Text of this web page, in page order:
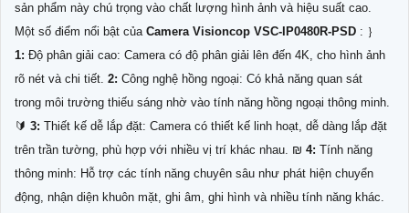
sản phẩm này chú trọng vào chất lượng hình ảnh và hiệu suất cao.
Một số điểm nổi bật của Camera Visioncop VSC-IP0480R-PSD : ｝
1: Độ phân giải cao: Camera có độ phân giải lên đến 4K, cho hình ảnh
rõ nét và chi tiết. 2: Công nghệ hồng ngoại: Có khả năng quan sát
trong môi trường thiếu sáng nhờ vào tính năng hồng ngoại thông minh.
🔰 3: Thiết kế dễ lắp đặt: Camera có thiết kế linh hoạt, dễ dàng lắp đặt
trên trần tường, phù hợp với nhiều vị trí khác nhau. ₪ 4: Tính năng
thông minh: Hỗ trợ các tính năng chuyên sâu như phát hiện chuyển
động, nhận diện khuôn mặt, ghi âm, ghi hình và nhiều tính năng khác.